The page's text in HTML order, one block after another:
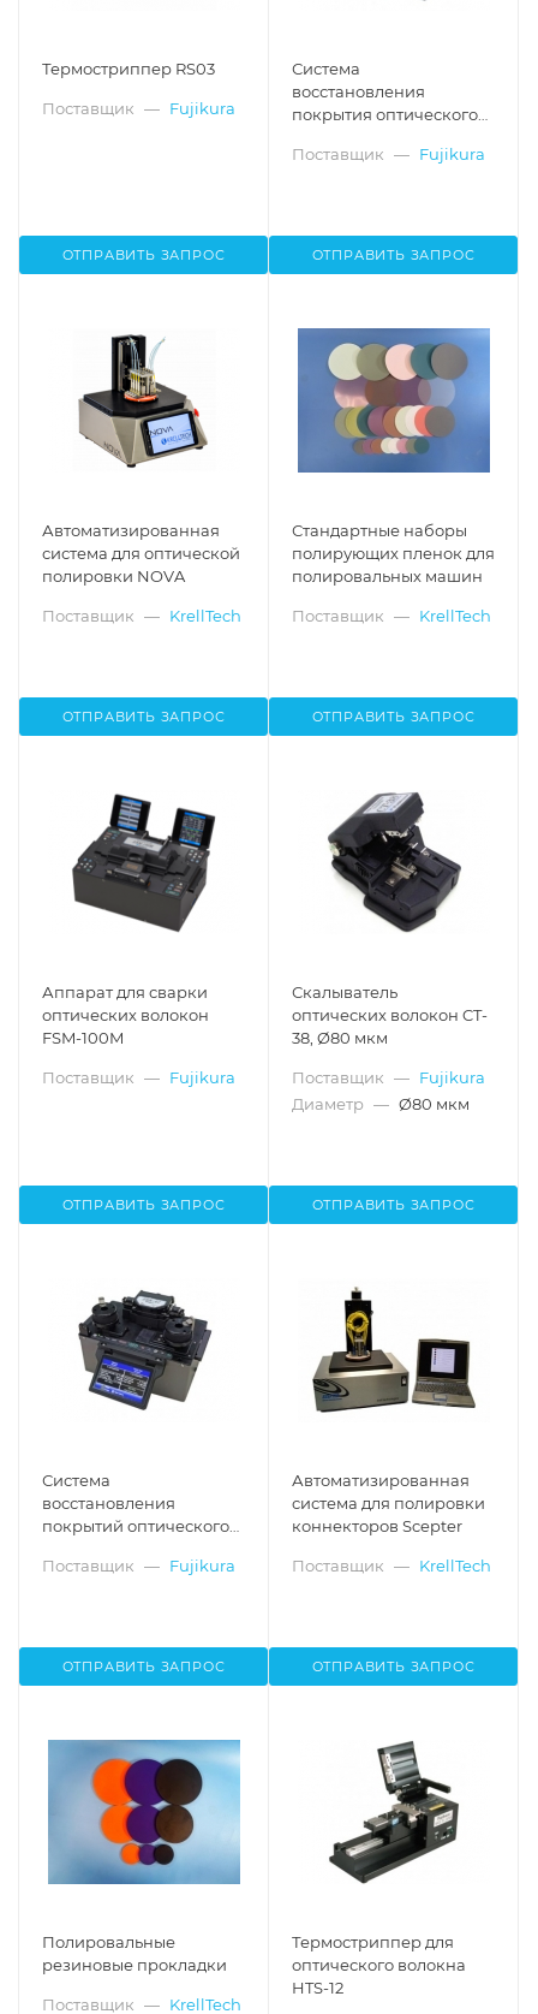
Термостриппер RS03
Поставщик — Fujikura
ОТПРАВИТЬ ЗАПРОС
Система
восстановления
покрытия оптического
Поставщик — Fujikura
ОТПРАВИТЬ ЗАПРОС
Автоматизированная
система для оптической
полировки NOVA
Поставщик — KrellTech
ОТПРАВИТЬ ЗАПРОС
Стандартные наборы
полирующих пленок для
полировальных машин
Поставщик — KrellTech
ОТПРАВИТЬ ЗАПРОС
Аппарат для сварки
оптических волокон
FSM-100M
Поставщик — Fujikura
ОТПРАВИТЬ ЗАПРОС
Скалыватель
оптических волокон CT-
38, Ø80 мкм
Поставщик — Fujikura
Диаметр — Ø80 мкм
ОТПРАВИТЬ ЗАПРОС
Система
восстановления
покрытий оптического
06/FSR-07
Поставщик — Fujikura
ОТПРАВИТЬ ЗАПРОС
Автоматизированная
система для полировки
коннекторов Scepter
Поставщик — KrellTech
ОТПРАВИТЬ ЗАПРОС
Полировальные
резиновые прокладки
Поставщик — KrellTech
Термостриппер для
оптического волокна
HTS-12